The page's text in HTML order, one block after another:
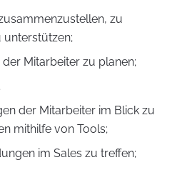
zu
unterstützen;
Mitarbeiter zu planen;
der Mitarbeiter im Blick zu
mithilfe von Tools;
im Sales zu treffen;